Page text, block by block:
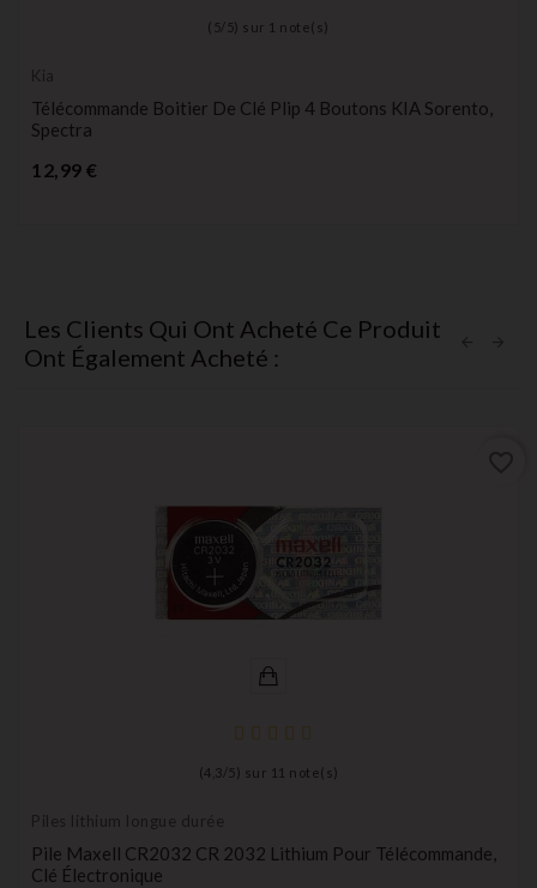
( 5/ 5) sur 1 note(s)
Kia
Télécommande Boitier De Clé Plip 4 Boutons KIA Sorento,
Spectra
12,99 €
Les Clients Qui Ont Acheté Ce Produit
Ont Également Acheté :
(4,3 / 5) sur 11 note(s)
Piles lithium longue durée
Pile Maxell CR2032 CR 2032 Lithium Pour Télécommande,
Clé Électronique